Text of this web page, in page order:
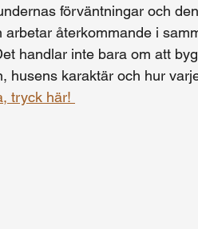
förväntningar och
arbetar återkommande i
handlar inte bara om att
husens karaktär och hur
tryck här!